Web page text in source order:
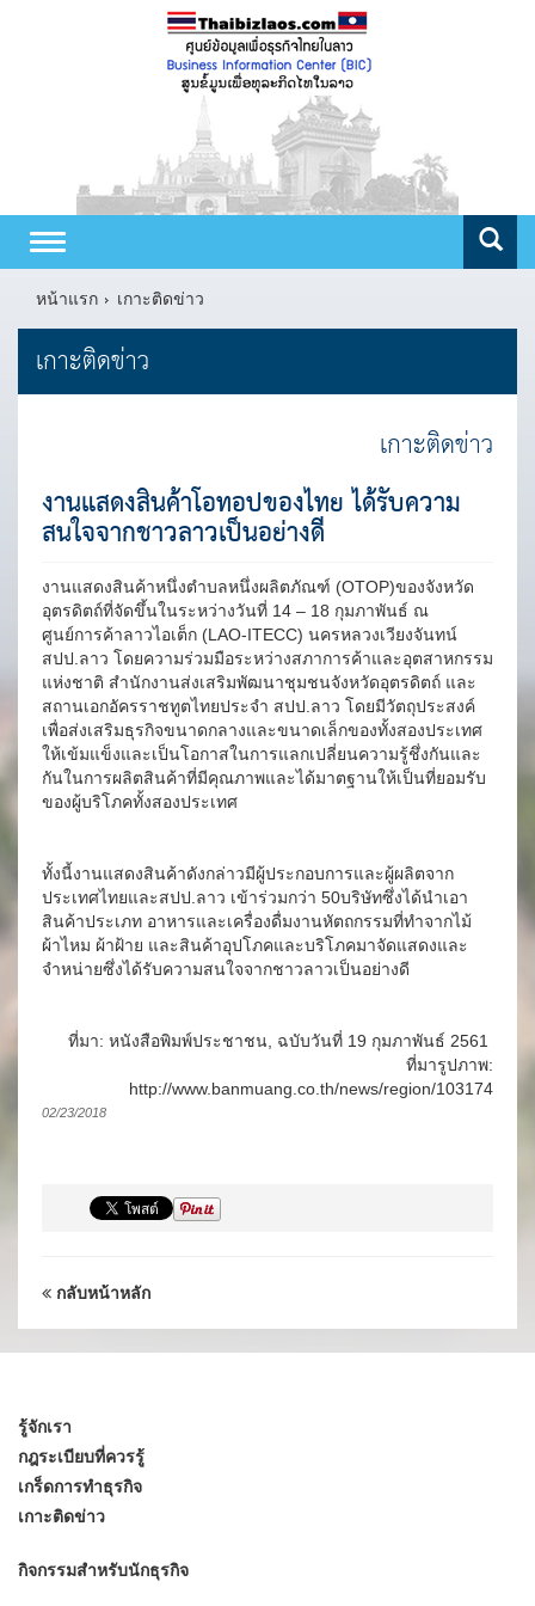
Toggle
navigation
หน้าแรก
เกาะติดข่าว
เกาะติดข่าว
เกาะติดข่าว
งานแสดงสินค้าโอทอปของไทย ได้รับความ
สนใจจากชาวลาวเป็นอย่างดี
งานแสดงสินค้าหนึ่งตำบลหนึ่งผลิตภัณฑ์ (OTOP)ของจังหวัด
อุตรดิตถ์ที่จัดขึ้นในระหว่างวันที่ 14 – 18 กุมภาพันธ์ ณ
ศูนย์การค้าลาวไอเต็ก (LAO-ITECC) นครหลวงเวียงจันทน์
สปป.ลาว โดยความร่วมมือระหว่างสภาการค้าและอุตสาหกรรม
แห่งชาติ สำนักงานส่งเสริมพัฒนาชุมชนจังหวัดอุตรดิตถ์ และ
สถานเอกอัครราชทูตไทยประจำ สปป.ลาว โดยมีวัตถุประสงค์
เพื่อส่งเสริมธุรกิจขนาดกลางและขนาดเล็กของทั้งสองประเทศ
ให้เข้มแข็งและเป็นโอกาสในการแลกเปลี่ยนความรู้ชึ่งกันและ
กันในการผลิตสินค้าที่มีคุณภาพและได้มาตฐานให้เป็นที่ยอมรับ
ของผู้บริโภคทั้งสองประเทศ
ทั้งนี้งานแสดงสินค้าดังกล่าวมีผู้ประกอบการและผู้ผลิตจาก
ประเทศไทยและสปป.ลาว เข้าร่วมกว่า 50บริษัทซึ่งได้นำเอา
สินค้าประเภท อาหารและเครื่องดื่มงานหัตถกรรมที่ทำจากไม้
ผ้าไหม ผ้าฝ้าย และสินค้าอุปโภคและบริโภคมาจัดแสดงและ
จำหน่ายซึ่งได้รับความสนใจจากชาวลาวเป็นอย่างดี
ที่มา: หนังสือพิมพ์ประชาชน, ฉบับวันที่ 19 กุมภาพันธ์ 2561
ที่มารูปภาพ:
http://www.banmuang.co.th/news/region/103174
02/23/2018
กลับหน้าหลัก
รู้จักเรา
กฎระเบียบที่ควรรู้
เกร็ดการทำธุรกิจ
เกาะติดข่าว
กิจกรรมสำหรับนักธุรกิจ